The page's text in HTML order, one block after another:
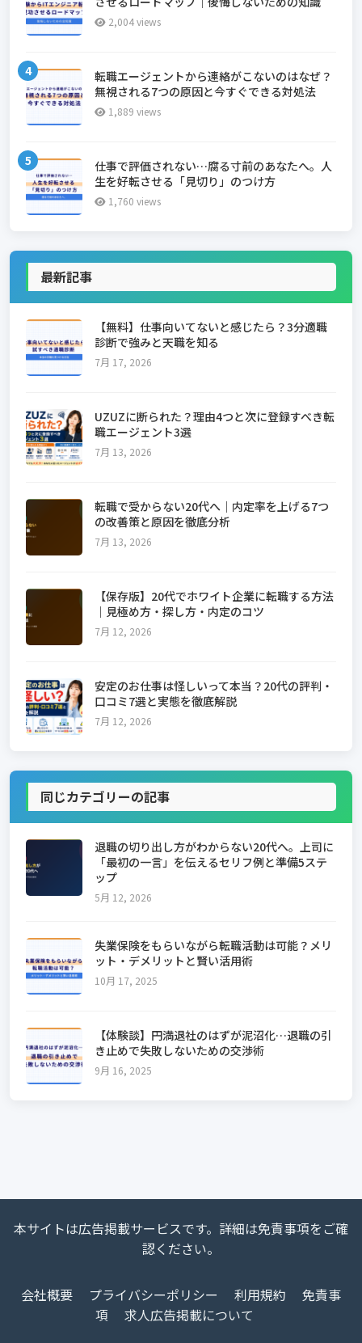
2,004 views
転職エージェントから連絡がこないのはなぜ？
無視される7つの原因と今すぐできる対処法
1,889 views
仕事で評価されない…腐る寸前のあなたへ。人
生を好転させる「見切り」のつけ方
1,760 views
最新記事
【無料】仕事向いてないと感じたら？3分適職
診断で強みと天職を知る
7月 17, 2026
UZUZに断られた？理由4つと次に登録すべき転
職エージェント3選
7月 13, 2026
転職で受からない20代へ｜内定率を上げる7つ
の改善策と原因を徹底分析
7月 13, 2026
【保存版】20代でホワイト企業に転職する方法
｜見極め方・探し方・内定のコツ
7月 12, 2026
安定のお仕事は怪しいって本当？20代の評判・
口コミ7選と実態を徹底解説
7月 12, 2026
同じカテゴリーの記事
退職の切り出し方がわからない20代へ。上司に
「最初の一言」を伝えるセリフ例と準備5ステ
ップ
5月 12, 2026
失業保険をもらいながら転職活動は可能？メリ
ット・デメリットと賢い活用術
10月 17, 2025
【体験談】円満退社のはずが泥沼化…退職の引
き止めで失敗しないための交渉術
9月 16, 2025
本サイトは広告掲載サービスです。詳細は免責事項をご確
認ください。
会社概要 プライバシーポリシー 利用規約
免責事
項
求人広告掲載について